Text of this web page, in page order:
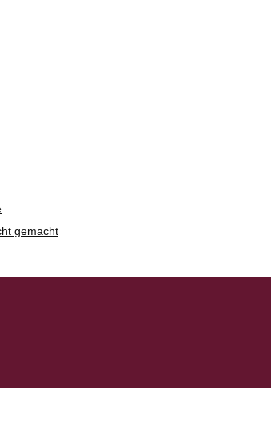
gemacht